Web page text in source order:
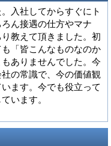
入社してからすぐにト
ん接遇の仕方やマナ
教えて頂きました。初
「皆こんなものなのか
ありませんでした。今
の常識で、今の価値観
ます。今でも役立って
います。